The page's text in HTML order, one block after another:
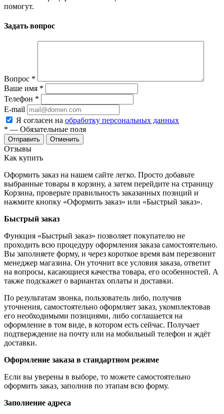
помогут.
Задать вопрос
Вопрос *
Ваше имя *
Телефон *
E-mail
Я согласен на обработку персональных данных
* — Обязательные поля
Отменить
Отзывы
Как купить
Оформить заказ на нашем сайте легко. Просто добавьте
выбранные товары в корзину, а затем перейдите на страницу
Корзина, проверьте правильность заказанных позиций и
нажмите кнопку «Оформить заказ» или «Быстрый заказ».
Быстрый заказ
Функция «Быстрый заказ» позволяет покупателю не
проходить всю процедуру оформления заказа самостоятельно.
Вы заполняете форму, и через короткое время вам перезвонит
менеджер магазина. Он уточнит все условия заказа, ответит
на вопросы, касающиеся качества товара, его особенностей. А
также подскажет о вариантах оплаты и доставки.
По результатам звонка, пользователь либо, получив
уточнения, самостоятельно оформляет заказ, укомплектовав
его необходимыми позициями, либо соглашается на
оформление в том виде, в котором есть сейчас. Получает
подтверждение на почту или на мобильный телефон и ждёт
доставки.
Оформление заказа в стандартном режиме
Если вы уверены в выборе, то можете самостоятельно
оформить заказ, заполнив по этапам всю форму.
Заполнение адреса